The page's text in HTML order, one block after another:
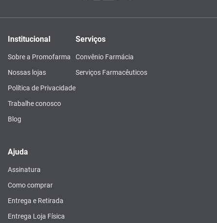
Institucional
Sobre a Promofarma
Nossas lojas
Política de Privacidade
Trabalhe conosco
Blog
Serviços
Convênio Farmácia
Serviços Farmacêuticos
Ajuda
Assinatura
Como comprar
Entrega e Retirada
Entrega Loja Física